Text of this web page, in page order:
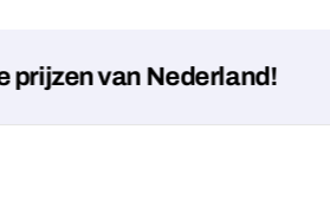
van Nederland!